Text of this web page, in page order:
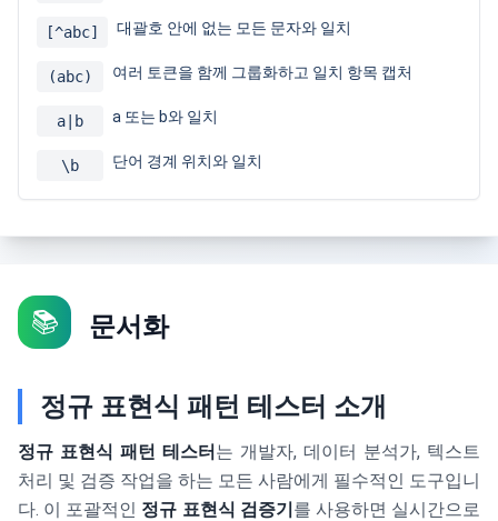
[^abc] 대괄호 안에 없는 모든 문자와 일치
(abc) 여러 토큰을 함께 그룹화하고 일치 항목 캡처
a|b a 또는 b와 일치
\b 단어 경계 위치와 일치
📚 문서화
정규 표현식 패턴 테스터 소개
정규 표현식 패턴 테스터는 개발자, 데이터 분석가, 텍스트
처리 및 검증 작업을 하는 모든 사람에게 필수적인 도구입니
다. 이 포괄적인 정규 표현식 검증기를 사용하면 실시간으로